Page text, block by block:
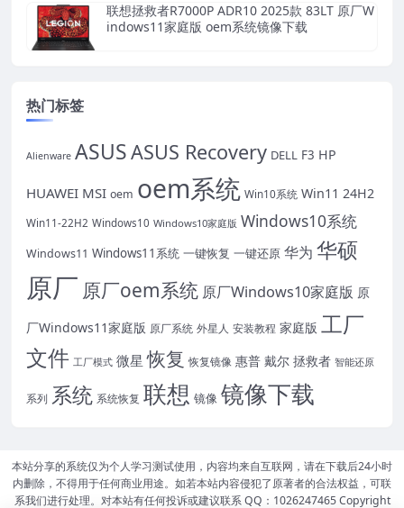
联想拯救者R7000P ADR10 2025款 83LT 原厂W
indows11家庭版 oem系统镜像下载
热门标签
Alienware ASUSASUS Recovery DELL F3 HP
HUAWEI MSI oem oem系统 Win10系统 Win11 24H2
Win11-22H2 Windows10 Windows10家庭版 Windows10系统
Windows11 Windows11系统 一键恢复 一键还原 华为 华硕
原厂 原厂oem系统 原厂Windows10家庭版 原
厂Windows11家庭版 原厂系统 外星人 安装教程 家庭版 工厂
文件 工厂模式 微星 恢复 恢复镜像 惠普 戴尔 拯救者 智能还原
系列 系统 系统恢复 联想 镜像 镜像下载
本站分享的系统仅为个人学习测试使用，内容均来自互联网，请在下载后24小时
内删除，不得用于任何商业用途。如若本站内容侵犯了原著者的合法权益，可联
系我们进行处理。对本站有任何投诉或建议联系 QQ：1026247465 Copyright